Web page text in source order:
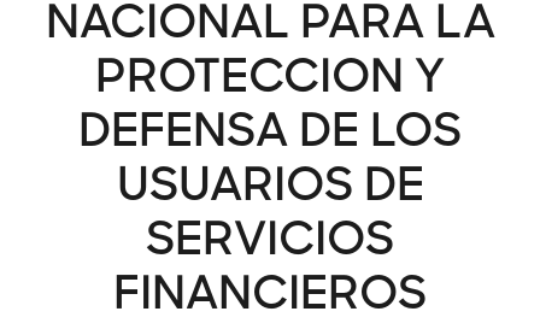
NACIONAL PARA LA
PROTECCION Y
DEFENSA DE LOS
USUARIOS DE
SERVICIOS
FINANCIEROS